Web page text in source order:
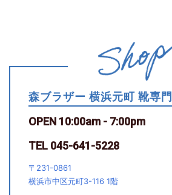
森ブラザー 横浜元町 靴専
OPEN 10:00am - 7:00pm
TEL 045-641-5228
〒231-0861
横浜市中区元町3-116 1階